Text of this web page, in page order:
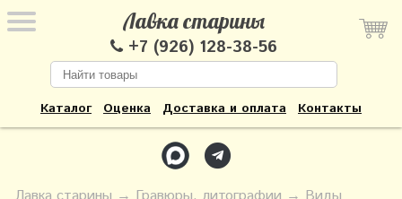
Лавка старины
+7 (926) 128-38-56
Каталог Оценка Доставка и оплата Контакты